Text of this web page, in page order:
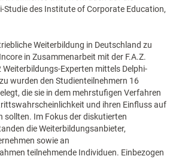
Studie des Institute of Corporate Education,
Weiterbildung in Deutschland zu
in Zusammenarbeit mit der F.A.Z.
Weiterbildungs-Experten mittels Delphi-
wurden den Studienteilnehmern 16
die sie in dem mehrstufigen Verfahren
und ihren Einfluss auf
sollten. Im Fokus der diskutierten
die Weiterbildungsanbieter,
sowie an
teilnehmende Individuen. Einbezogen